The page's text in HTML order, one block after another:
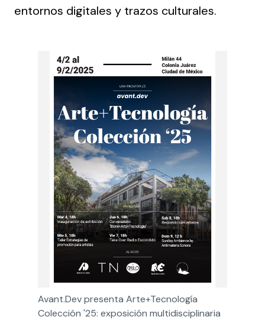
entornos digitales y trazos culturales.
Avant.Dev presenta Arte+Tecnología
Colección '25: exposición multidisciplinaria